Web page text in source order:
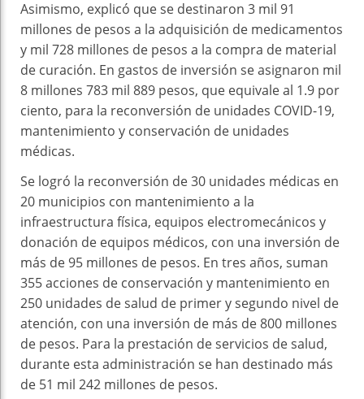
Asimismo, explicó que se destinaron 3 mil 91
millones de pesos a la adquisición de medicamentos
y mil 728 millones de pesos a la compra de material
de curación. En gastos de inversión se asignaron mil
8 millones 783 mil 889 pesos, que equivale al 1.9 por
ciento, para la reconversión de unidades COVID-19,
mantenimiento y conservación de unidades
médicas.
Se logró la reconversión de 30 unidades médicas en
20 municipios con mantenimiento a la
infraestructura física, equipos electromecánicos y
donación de equipos médicos, con una inversión de
más de 95 millones de pesos. En tres años, suman
355 acciones de conservación y mantenimiento en
250 unidades de salud de primer y segundo nivel de
atención, con una inversión de más de 800 millones
de pesos. Para la prestación de servicios de salud,
durante esta administración se han destinado más
de 51 mil 242 millones de pesos.